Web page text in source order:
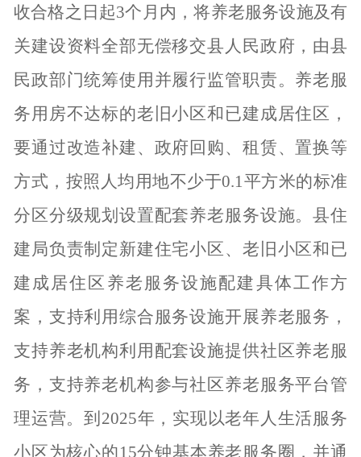
收合格之日起3个月内，将养老服务设施及有
关建设资料全部无偿移交县人民政府，由县
民政部门统筹使用并履行监管职责。养老服
务用房不达标的老旧小区和已建成居住区，
要通过改造补建、政府回购、租赁、置换等
方式，按照人均用地不少于0.1平方米的标准
分区分级规划设置配套养老服务设施。县住
建局负责制定新建住宅小区、老旧小区和已
建成居住区养老服务设施配建具体工作方
案，支持利用综合服务设施开展养老服务，
支持养老机构利用配套设施提供社区养老服
务，支持养老机构参与社区养老服务平台管
理运营。到2025年，实现以老年人生活服务
小区为核心的15分钟基本养老服务圈，并通